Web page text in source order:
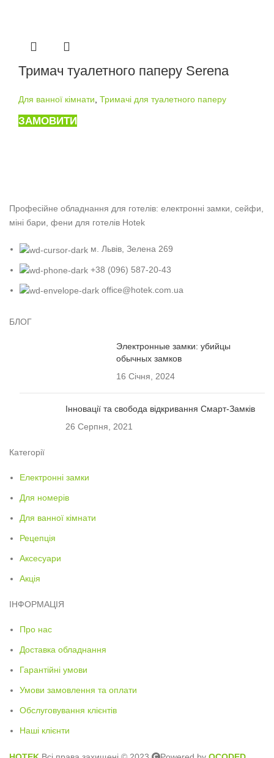
Тримач туалетного паперу Serena
Для ванної кімнати, Тримачі для туалетного паперу
ЗАМОВИТИ
Професійне обладнання для готелів: електронні замки, сейфи,
міні бари, фени для готелів Hotek
м. Львів, Зелена 269
+38 (096) 587-20-43
office@hotek.com.ua
БЛОГ
Электронные замки: убийцы
обычных замков
16 Січня, 2024
Інновації та свобода відкривання Смарт-Замків
26 Серпня, 2021
Категорії
Електронні замки
Для номерів
Для ванної кімнати
Рецепція
Аксесуари
Акція
ІНФОРМАЦІЯ
Про нас
Доставка обладнання
Гарантійні умови
Умови замовлення та оплати
Обслуговування клієнтів
Наші клієнти